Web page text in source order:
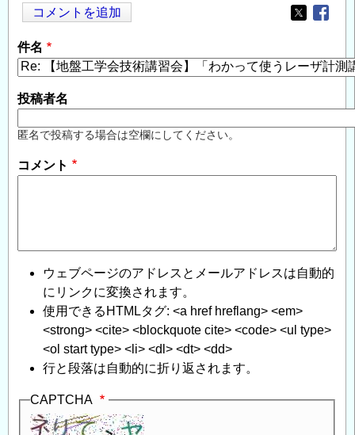
コメントを追加
Opens in
件名
投稿者名
匿名で投稿する場合は空欄にしてください。
コメント
ウェブページのアドレスとメールアドレスは自動的
にリンクに変換されます。
使用できるHTMLタグ: <a href hreflang> <em>
<strong> <cite> <blockquote cite> <code> <ul type>
<ol start type> <li> <dl> <dt> <dd>
行と段落は自動的に折り返されます。
CAPTCHA